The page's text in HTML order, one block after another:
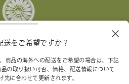
女性起業家が持続可能な企業を築
支援しています。
送をご希望ですか？
商品の海外への配送をご希望の場合は、下記
の取り扱い可否、価格、配送情報について
先に合わせて更新されます。